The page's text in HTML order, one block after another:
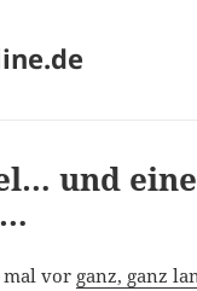
und eine
mal vor ganz, ganz